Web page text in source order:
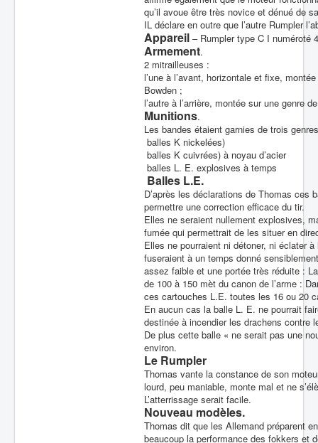
qu’il avoue être très novice et dénué de
IL déclare en outre que l’autre Rumpler
Appareil – Rumpler type C I numéroté
Armement.
2 mitrailleuses :
l’une à l’avant, horizontale et fixe,
Bowden ;
l’autre à l’arrière, montée sur une genre
Munitions.
Les bandes étaient garnies de trois
balles K nickelées)
balles K cuivrées) à noyau d’acier
balles L. E. explosives à temps
Balles L.E.
D’après les déclarations de Thomas
permettre une correction efficace du tir.
Elles ne seraient nullement explosives,
fumée qui permettrait de les situer en
Elles ne pourraient ni détoner, ni éclater
fuseraient à un temps donné
assez faible et une portée très réduite :
de 100 à 150 mèt du canon de l’arme :
ces cartouches L.E. toutes les 16 ou 20
En aucun cas la balle L. E. ne pourrait
destinée à incendier les drachens contre
De plus cette balle « ne serait pas une
environ.
Le Rumpler
Thomas vante la constance de son
lourd, peu maniable, monte mal et ne
L’atterrissage serait facile.
Nouveau modèles.
Thomas dit que les Allemand préparent
beaucoup la performance des fokkers et